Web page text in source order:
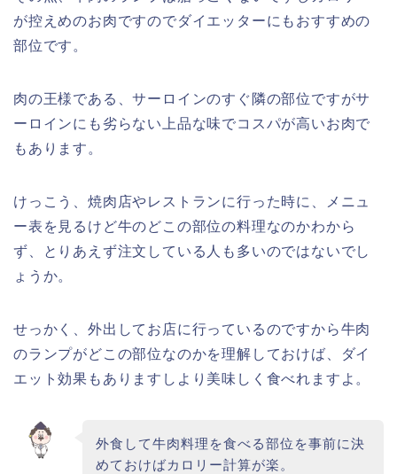
が控えめのお肉ですのでダイエッターにもおすすめの
部位です。
肉の王様である、サーロインのすぐ隣の部位ですがサ
ーロインにも劣らない上品な味でコスパが高いお肉で
もあります。
けっこう、焼肉店やレストランに行った時に、メニュ
ー表を見るけど牛のどこの部位の料理なのかわから
ず、とりあえず注文している人も多いのではないでし
ょうか。
せっかく、外出してお店に行っているのですから牛肉
のランプがどこの部位なのかを理解しておけば、ダイ
エット効果もありますしより美味しく食べれますよ。
外食して牛肉料理を食べる部位を事前に決
めておけばカロリー計算が楽。